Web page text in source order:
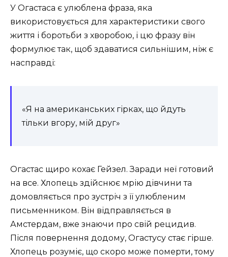
У Огастаса є улюблена фраза, яка
використовується для характеристики свого
життя і боротьби з хворобою, і цю фразу він
формулює так, щоб здаватися сильнішим, ніж є
насправді:
«Я на американських гірках, що йдуть
тільки вгору, мій друг»
Огастас щиро кохає Гейзел. Заради неї готовий
на все. Хлопець здійснює мрію дівчини та
домовляється про зустріч з її улюбленим
письменником. Він відправляється в
Амстердам, вже знаючи про свій рецидив.
Після повернення додому, Огастусу стає гірше.
Хлопець розуміє, що скоро може померти, тому